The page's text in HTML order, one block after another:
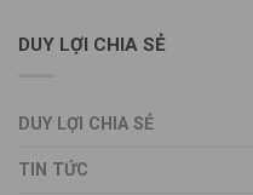
DUY LỢI CHIA SẺ
DUY LỢI CHIA SẺ
TIN TỨC